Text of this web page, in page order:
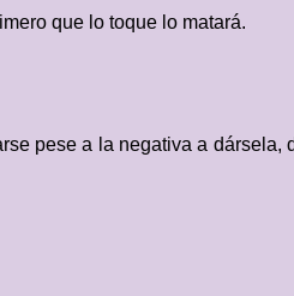
que lo toque lo matará.
pese a la negativa a dársela,